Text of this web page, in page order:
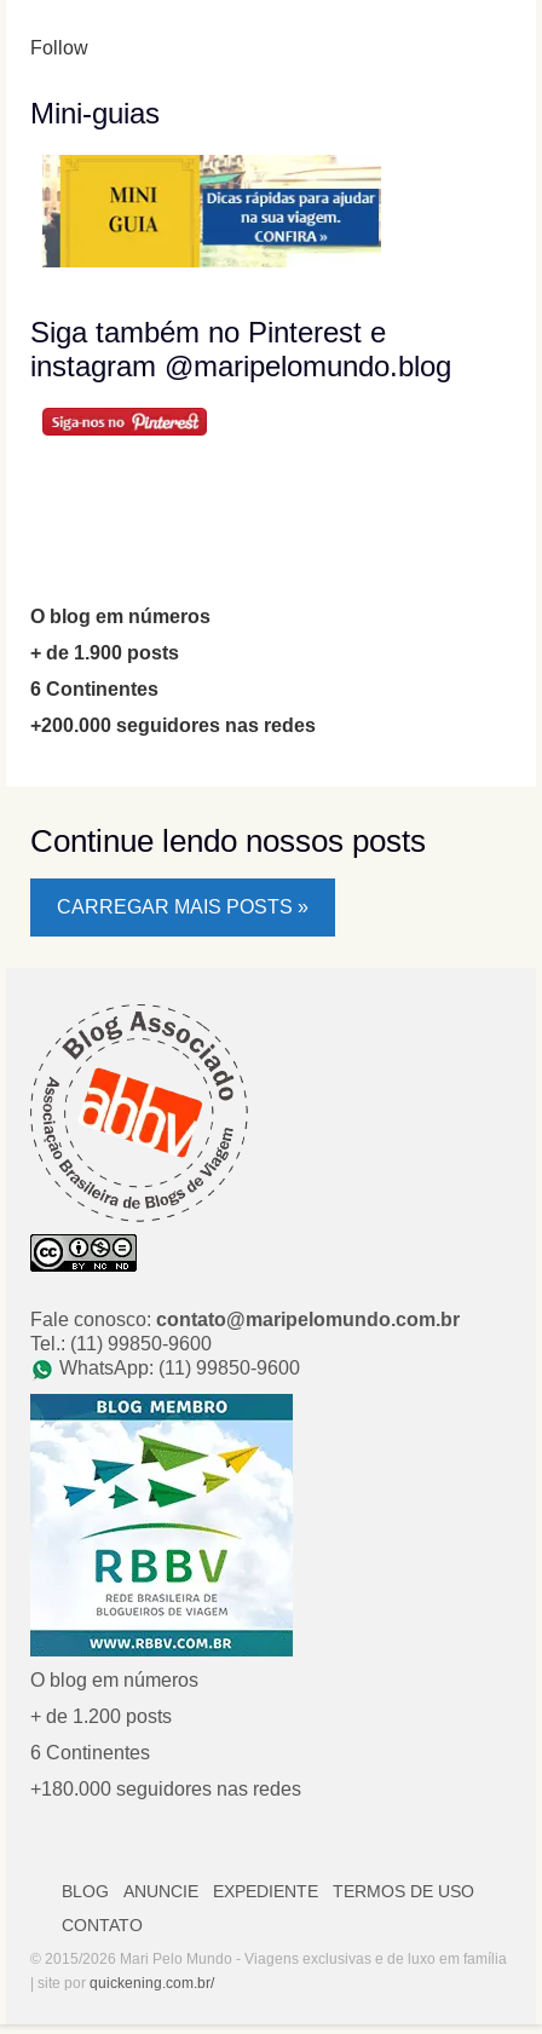
Follow
Mini-guias
Siga também no Pinterest e
instagram @maripelomundo.blog
O blog em números
+ de 1.900 posts
6 Continentes
+200.000 seguidores nas redes
Continue lendo nossos posts
CARREGAR MAIS POSTS »
Fale conosco: contato@maripelomundo.com.br
Tel.: (11) 99850-9600
WhatsApp: (11) 99850-9600
O blog em números
+ de 1.200 posts
6 Continentes
+180.000 seguidores nas redes
BLOG ANUNCIE EXPEDIENTE
TERMOS DE USO
CONTATO
© 2015/2026 Mari Pelo Mundo - Viagens exclusivas e de luxo em família
| site por quickening.com.br/